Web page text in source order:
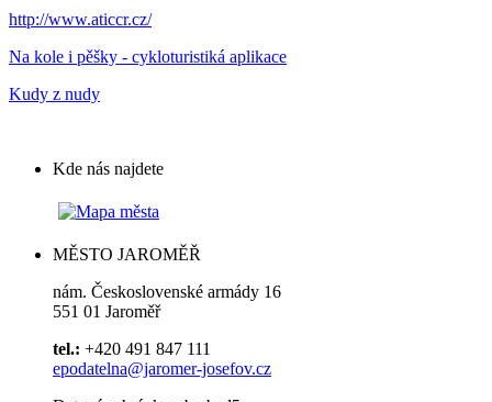
http://www.aticcr.cz/
Na kole i pěšky - cykloturistiká aplikace
Kudy z nudy
Kde nás najdete
MĚSTO JAROMĚŘ
nám. Československé armády 16
551 01 Jaroměř
tel.: +420 491 847 111
epodatelna@jaromer-josefov.cz